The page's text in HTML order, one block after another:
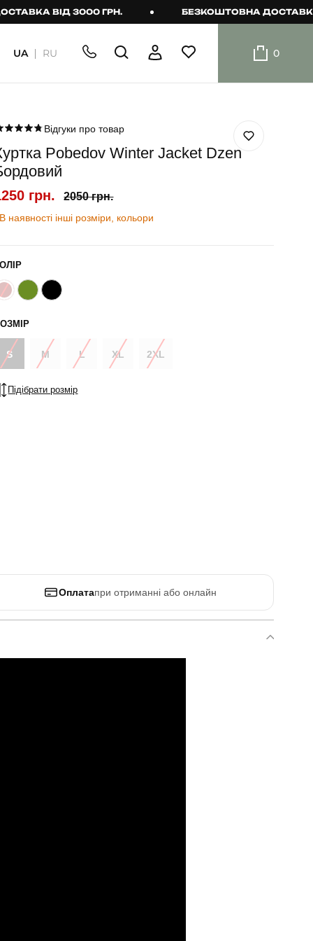
ВІД 3000 ГРН. БЕЗКОШТОВНА ДОСТАВКА
шорти
Шорти
UA RU 0
Відгуки про товар
Pobedov Winter Jacket Dzen
грн. 2050 грн.
В наявності інші розміри, кольори
S M L XL 2XL
Підібрати розмір
Оплатапри отриманні або онлайн